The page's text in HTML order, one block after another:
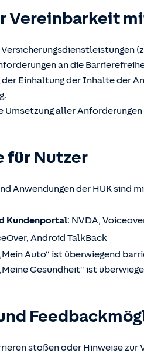
Vereinbarkeit
an die
der Einhaltung der Inhalte der
Umsetzung aller
für Nutzer
Anwendungen der HUK sind
Kundenportal: NVDA,
Android TalkBack
Auto“ ist überwiegend
Gesundheit“ ist
stoßen oder Hinweise